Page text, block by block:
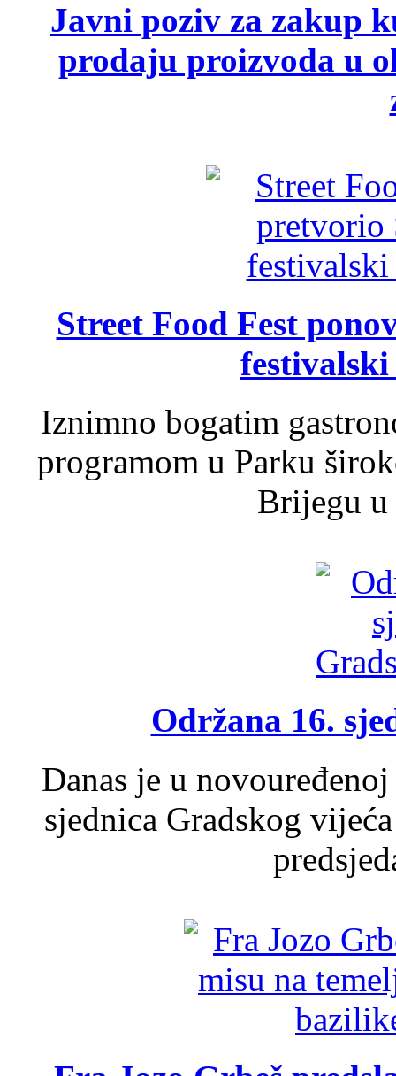
Javni poziv za zakup
prodaju proizvoda u
Street Food Fest
Iznimno bogatim
programom u Parku
Brijegu u
Održana 16.
Danas je u
sjednica Gradskog